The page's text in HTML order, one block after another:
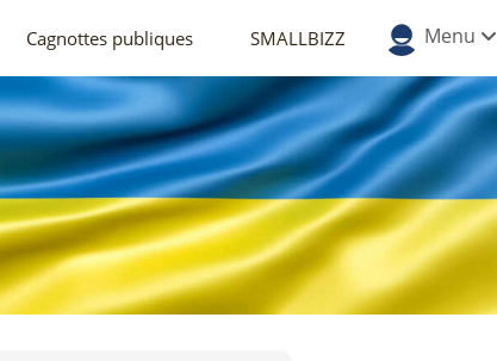
Cagnottes publiques SMALLBIZZ Menu